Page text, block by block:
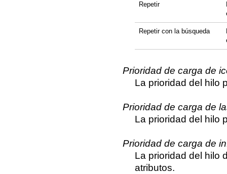
Repetir
Repetir con la búsqueda
Prioridad de carga de
La prioridad del hilo
Prioridad de carga de
La prioridad del hilo
Prioridad de carga de
La prioridad del hilo
atributos.